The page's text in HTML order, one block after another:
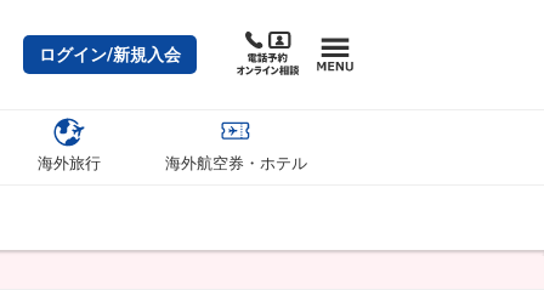
ログイン/新規入会
海外旅行 海外航空券・ホテル